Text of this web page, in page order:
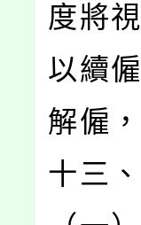
度將
以續
解僱
十三